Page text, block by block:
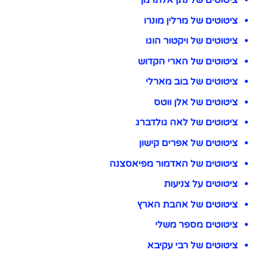
ציטוטים של מרלין מונרו
ציטוטים של ויקטור הוגו
ציטוטים של הארי הקדוש
ציטוטים של בוב מארלי
ציטוטים של אלן ווטס
ציטוטים של לאה גולדברג
ציטוטים של אפרים קישון
ציטוטים של האדמור מפיאסצנה
ציטוטים על צניעות
ציטוטים של אהבת הארץ
ציטוטים מספר משלי
ציטוטים של רבי עקיבא